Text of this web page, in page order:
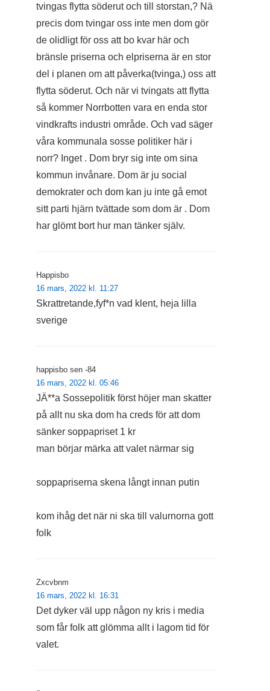
tvingas flytta söderut och till storstan,? Nä
precis dom tvingar oss inte men dom gör
de olidligt för oss att bo kvar här och
bränsle priserna och elpriserna är en stor
del i planen om att påverka(tvinga,) oss att
flytta söderut. Och när vi tvingats att flytta
så kommer Norrbotten vara en enda stor
vindkrafts industri område. Och vad säger
våra kommunala sosse politiker här i
norr? Inget . Dom bryr sig inte om sina
kommun invånare. Dom är ju social
demokrater och dom kan ju inte gå emot
sitt parti hjärn tvättade som dom är . Dom
har glömt bort hur man tänker själv.
Happisbo
16 mars, 2022 kl. 11:27
Skrattretande,fyf*n vad klent, heja lilla
sverige
happisbo sen -84
16 mars, 2022 kl. 05:46
JÄ**a Sossepolitik först höjer man skatter
på allt nu ska dom ha creds för att dom
sänker soppapriset 1 kr
man börjar märka att valet närmar sig
soppapriserna skena långt innan putin
kom ihåg det när ni ska till valurnorna gott
folk
Zxcvbnm
16 mars, 2022 kl. 16:31
Det dyker väl upp någon ny kris i media
som får folk att glömma allt i lagom tid för
valet.